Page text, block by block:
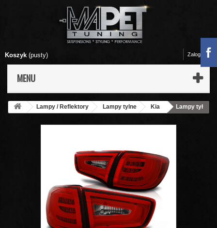
Koszyk (pusty)
MENU
Zaloguj się
Lampy / Reflektory Lampy tylne Kia
Lampy tył